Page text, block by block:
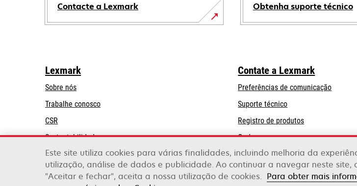
Contacte a Lexmark
Obtenha suporte técnico
abre
guia
Lexmark
Sobre nós
Trabalhe conosco
CSR
Sustentabilidade
Parceiros Lexmark
Contate a Lexmark
Preferências de comunicação
Suporte técnicoabre
em
uma
nova
guia
Registro de produtos
Onde comprar
Lexmark International, Inc., uma empresa da Xerox
Este site utiliza cookies para várias finalidades, incluindo melhoria da
utilização, análise de dados e publicidade. Ao continuar a navegar neste site,
"Aceitar e fechar", aceita a nossa utilização de cookies. Para obter mais